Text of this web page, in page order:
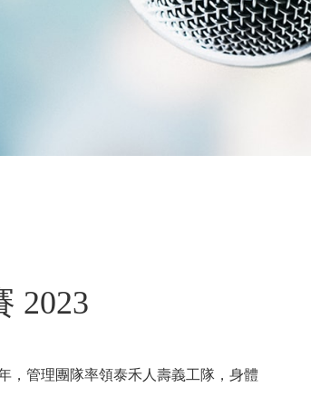
2023
，管理團隊率領泰禾人壽義工隊，身體